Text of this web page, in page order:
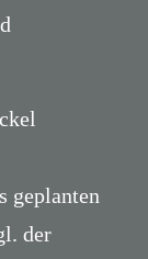
geplanten
der